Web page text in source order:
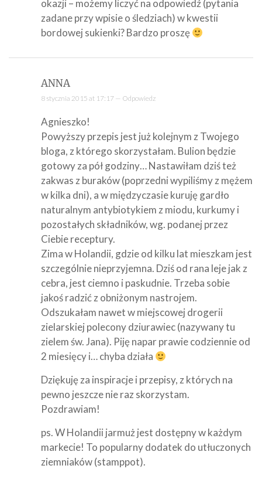
okazji – możemy liczyć na odpowiedź (pytania
zadane przy wpisie o śledziach) w kwestii
bordowej sukienki? Bardzo proszę
ANNA
8 stycznia 2015 at 17:17 — Odpowiedz
Agnieszko!
Powyższy przepis jest już kolejnym z Twojego
bloga, z którego skorzystałam. Bulion będzie
gotowy za pół godziny… Nastawiłam dziś też
zakwas z buraków (poprzedni wypiliśmy z mężem
w kilka dni), a w międzyczasie kuruję gardło
naturalnym antybiotykiem z miodu, kurkumy i
pozostałych składników, wg. podanej przez
Ciebie receptury.
Zima w Holandii, gdzie od kilku lat mieszkam jest
szczególnie nieprzyjemna. Dziś od rana leje jak z
cebra, jest ciemno i paskudnie. Trzeba sobie
jakoś radzić z obniżonym nastrojem.
Odszukałam nawet w miejscowej drogerii
zielarskiej polecony dziurawiec (nazywany tu
zielem św. Jana). Piję napar prawie codziennie od
2 miesięcy i… chyba działa
Dziękuję za inspiracje i przepisy, z których na
pewno jeszcze nie raz skorzystam.
Pozdrawiam!
ps. W Holandii jarmuż jest dostępny w każdym
markecie! To popularny dodatek do utłuczonych
ziemniaków (stamppot).